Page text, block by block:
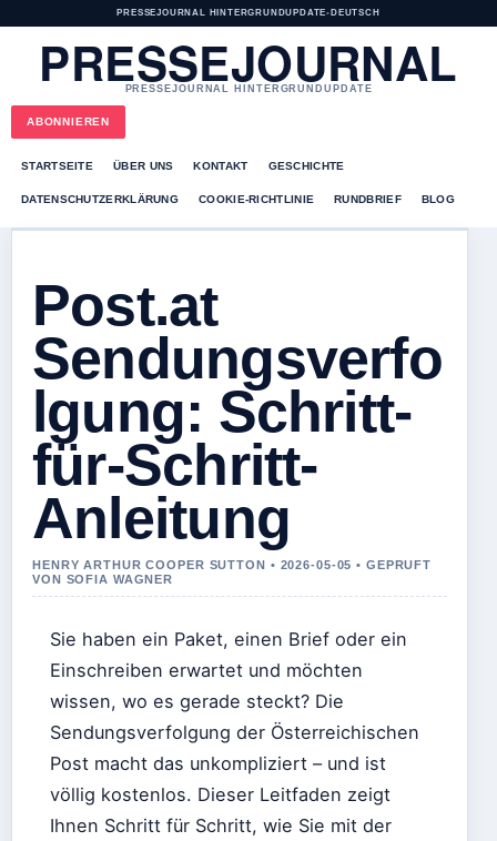
PRESSEJOURNAL HINTERGRUNDUPDATE• DEUTSCH
PRESSEJOURNAL
PRESSEJOURNAL HINTERGRUNDUPDATE
ABONNIEREN
STARTSEITE ÜBER UNS KONTAKT GESCHICHTE
DATENSCHUTZERKLÄRUNG COOKIE-RICHTLINIE RUNDBRIEF BLOG
Post.at
Sendungsverfo
lgung: Schritt-
für-Schritt-
Anleitung
HENRY ARTHUR COOPER SUTTON • 2026-05-05 • GEPRUFT
VON SOFIA WAGNER
Sie haben ein Paket, einen Brief oder ein
Einschreiben erwartet und möchten
wissen, wo es gerade steckt? Die
Sendungsverfolgung der Österreichischen
Post macht das unkompliziert – und ist
völlig kostenlos. Dieser Leitfaden zeigt
Ihnen Schritt für Schritt, wie Sie mit der